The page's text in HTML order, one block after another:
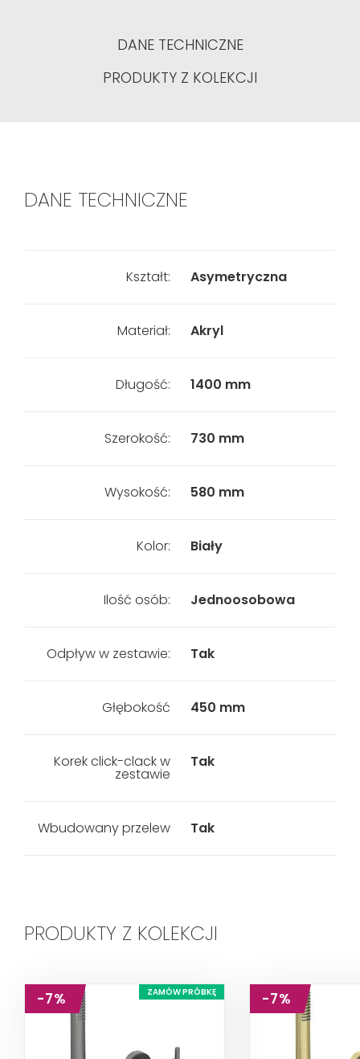
DANE TECHNICZNE
PRODUKTY Z KOLEKCJI
DANE TECHNICZNE
Kształt: Asymetryczna
Materiał: Akryl
Długość: 1400 mm
Szerokość: 730 mm
Wysokość: 580 mm
Kolor: Biały
Ilość osób: Jednoosobowa
Odpływ w zestawie: Tak
Głębokość 450 mm
Korek click-clack w
zestawie
Tak
Wbudowany przelew Tak
PRODUKTY Z KOLEKCJI
-7% ZAMÓW PRÓBKĘ -7%